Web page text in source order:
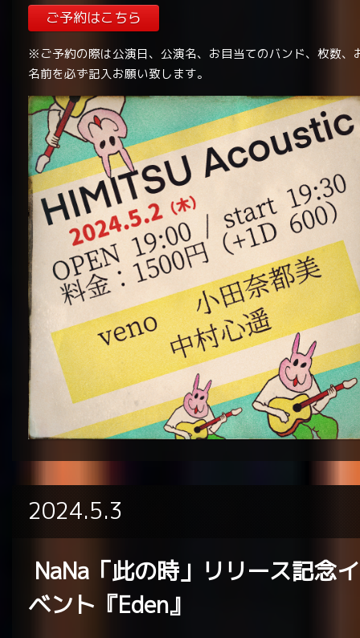
ご予約はこちら
※ご予約の際は公演日、公演名、お目当てのバンド、枚数、
名前を必ず記入お願い致します。
2024.5.3
NaNa「此の時」リリース記念イ
ベント『Eden』